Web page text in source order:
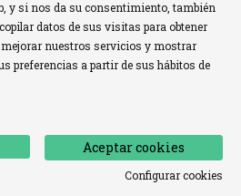
65 08 | info@cofae.net
y si nos da su consentimiento, también
datos de sus visitas para obtener
nuestros servicios y mostrar
preferencias a partir de sus hábitos de
Aceptar cookies
Configurar cookies